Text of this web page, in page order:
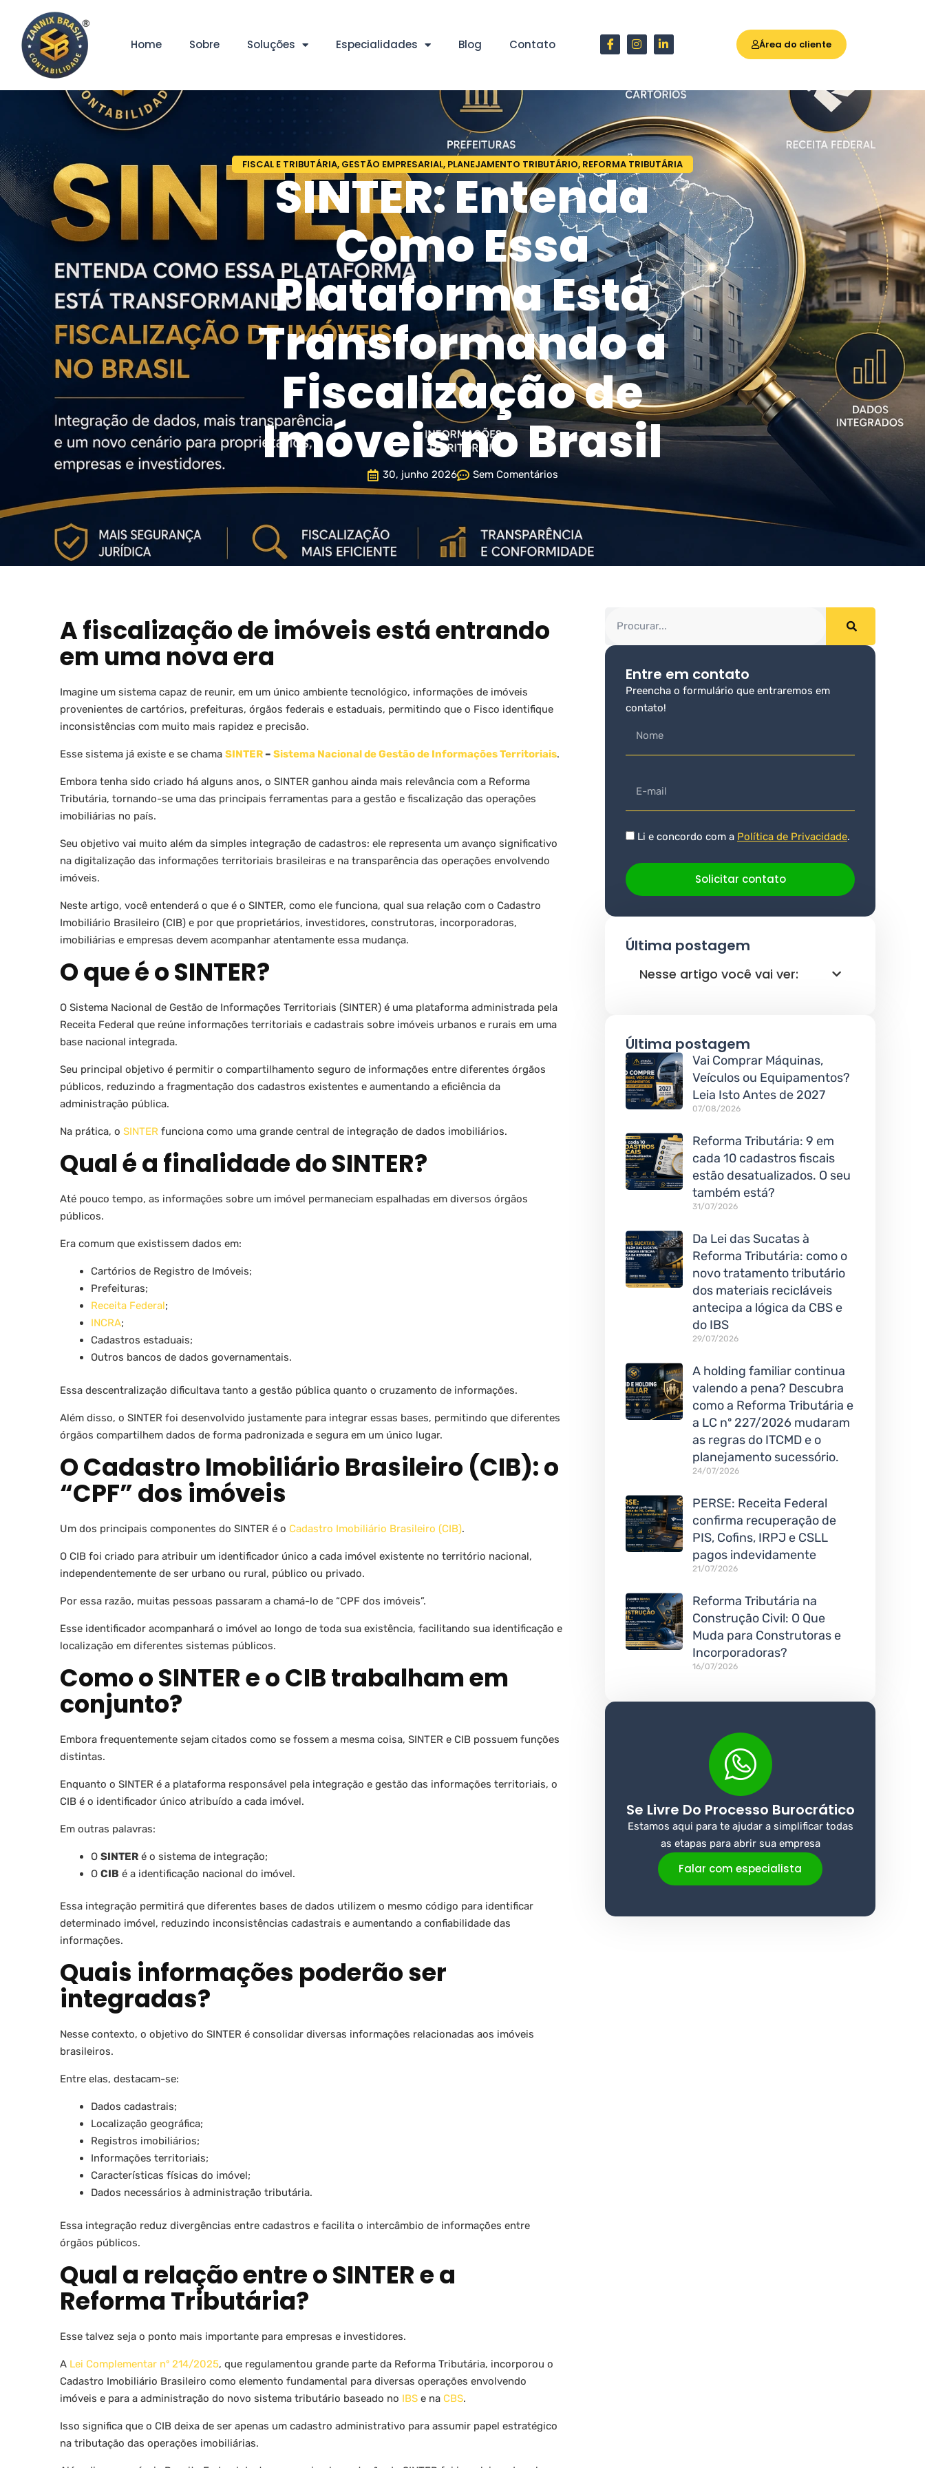
Home Sobre Soluções Especialidades Blog Contato Área do cliente
FISCAL E TRIBUTÁRIA, GESTÃO EMPRESARIAL, PLANEJAMENTO TRIBUTÁRIO, REFORMA TRIBUTÁRIA
SINTER: Entenda
Como Essa
Plataforma Está
Transformando a
Fiscalização de
Imóveis no Brasil
30, junho 2026 Sem Comentários
A fiscalização de imóveis está entrando
em uma nova era
Imagine um sistema capaz de reunir, em um único ambiente tecnológico, informações de imóveis
provenientes de cartórios, prefeituras, órgãos federais e estaduais, permitindo que o Fisco identifique
inconsistências com muito mais rapidez e precisão.
Esse sistema já existe e se chama SINTER– Sistema Nacional de Gestão de Informações Territoriais.
Embora tenha sido criado há alguns anos, o SINTER ganhou ainda mais relevância com a Reforma
Tributária, tornando-se uma das principais ferramentas para a gestão e fiscalização das operações
imobiliárias no país.
Seu objetivo vai muito além da simples integração de cadastros: ele representa um avanço significativo
na digitalização das informações territoriais brasileiras e na transparência das operações envolvendo
imóveis.
Neste artigo, você entenderá o que é o SINTER, como ele funciona, qual sua relação com o Cadastro
Imobiliário Brasileiro (CIB) e por que proprietários, investidores, construtoras, incorporadoras,
imobiliárias e empresas devem acompanhar atentamente essa mudança.
O que é o SINTER?
O Sistema Nacional de Gestão de Informações Territoriais (SINTER) é uma plataforma administrada pela
Receita Federal que reúne informações territoriais e cadastrais sobre imóveis urbanos e rurais em uma
base nacional integrada.
Seu principal objetivo é permitir o compartilhamento seguro de informações entre diferentes órgãos
públicos, reduzindo a fragmentação dos cadastros existentes e aumentando a eficiência da
administração pública.
Na prática, o SINTER funciona como uma grande central de integração de dados imobiliários.
Qual é a finalidade do SINTER?
Até pouco tempo, as informações sobre um imóvel permaneciam espalhadas em diversos órgãos
públicos.
Era comum que existissem dados em:
Cartórios de Registro de Imóveis;
Prefeituras;
Receita Federal;
INCRA;
Cadastros estaduais;
Outros bancos de dados governamentais.
Essa descentralização dificultava tanto a gestão pública quanto o cruzamento de informações.
Além disso, o SINTER foi desenvolvido justamente para integrar essas bases, permitindo que diferentes
órgãos compartilhem dados de forma padronizada e segura em um único lugar.
O Cadastro Imobiliário Brasileiro (CIB): o
“CPF” dos imóveis
Um dos principais componentes do SINTER é o Cadastro Imobiliário Brasileiro (CIB).
O CIB foi criado para atribuir um identificador único a cada imóvel existente no território nacional,
independentemente de ser urbano ou rural, público ou privado.
Por essa razão, muitas pessoas passaram a chamá-lo de “CPF dos imóveis”.
Esse identificador acompanhará o imóvel ao longo de toda sua existência, facilitando sua identificação e
localização em diferentes sistemas públicos.
Como o SINTER e o CIB trabalham em
conjunto?
Embora frequentemente sejam citados como se fossem a mesma coisa, SINTER e CIB possuem funções
distintas.
Enquanto o SINTER é a plataforma responsável pela integração e gestão das informações territoriais, o
CIB é o identificador único atribuído a cada imóvel.
Em outras palavras:
O SINTER é o sistema de integração;
O CIB é a identificação nacional do imóvel.
Essa integração permitirá que diferentes bases de dados utilizem o mesmo código para identificar
determinado imóvel, reduzindo inconsistências cadastrais e aumentando a confiabilidade das
informações.
Quais informações poderão ser
integradas?
Nesse contexto, o objetivo do SINTER é consolidar diversas informações relacionadas aos imóveis
brasileiros.
Entre elas, destacam-se:
Dados cadastrais;
Localização geográfica;
Registros imobiliários;
Informações territoriais;
Características físicas do imóvel;
Dados necessários à administração tributária.
Essa integração reduz divergências entre cadastros e facilita o intercâmbio de informações entre
órgãos públicos.
Qual a relação entre o SINTER e a
Reforma Tributária?
Esse talvez seja o ponto mais importante para empresas e investidores.
A Lei Complementar nº 214/2025, que regulamentou grande parte da Reforma Tributária, incorporou o
Cadastro Imobiliário Brasileiro como elemento fundamental para diversas operações envolvendo
imóveis e para a administração do novo sistema tributário baseado no IBS e na CBS.
Isso significa que o CIB deixa de ser apenas um cadastro administrativo para assumir papel estratégico
na tributação das operações imobiliárias.
Entre em contato
Preencha o formulário que entraremos em
contato!
Li e concordo com a Política de Privacidade.
Solicitar contato
Última postagem
Nesse artigo você vai ver:
Última postagem
Vai Comprar Máquinas,
Veículos ou Equipamentos?
Leia Isto Antes de 2027
07/08/2026
Reforma Tributária: 9 em
cada 10 cadastros fiscais
estão desatualizados. O seu
também está?
31/07/2026
Da Lei das Sucatas à
Reforma Tributária: como o
novo tratamento tributário
dos materiais recicláveis
antecipa a lógica da CBS e
do IBS
29/07/2026
A holding familiar continua
valendo a pena? Descubra
como a Reforma Tributária e
a LC nº 227/2026 mudaram
as regras do ITCMD e o
planejamento sucessório.
24/07/2026
PERSE: Receita Federal
confirma recuperação de
PIS, Cofins, IRPJ e CSLL
pagos indevidamente
21/07/2026
Reforma Tributária na
Construção Civil: O Que
Muda para Construtoras e
Incorporadoras?
16/07/2026
Se Livre Do Processo Burocrático
Estamos aqui para te ajudar a simplificar todas
as etapas para abrir sua empresa
Falar com especialista